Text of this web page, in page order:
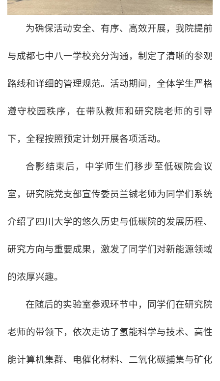
为确保活动安全、有序、高效开展，我院提前
与成都七中八一学校充分沟通，制定了清晰的参观
路线和详细的管理规范。活动期间，全体学生严格
遵守校园秩序，在带队教师和研究院老师的引导
下，全程按照预定计划开展各项活动。
合影结束后，中学师生们移步至低碳院会议
室，研究院党支部宣传委员兰铖老师为同学们系统
介绍了四川大学的悠久历史与低碳院的发展历程、
研究方向与重要成果，激发了同学们对新能源领域
的浓厚兴趣。
在随后的实验室参观环节中，同学们在研究院
老师的带领下，依次走访了氢能科学与技术、高性
能计算机集群、电催化材料、二氧化碳捕集与矿化